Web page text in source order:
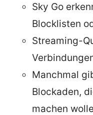
Sky Go
Blocklisten
Streaming-
Manchmal
Blockaden,
machen